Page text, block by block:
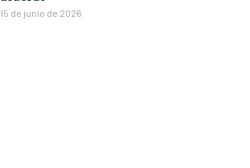
15 de junio de 2026